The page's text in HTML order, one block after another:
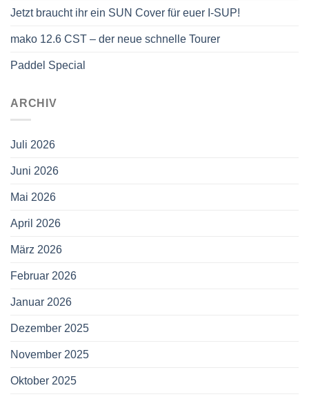
Jetzt braucht ihr ein SUN Cover für euer I-SUP!
mako 12.6 CST – der neue schnelle Tourer
Paddel Special
ARCHIV
Juli 2026
Juni 2026
Mai 2026
April 2026
März 2026
Februar 2026
Januar 2026
Dezember 2025
November 2025
Oktober 2025